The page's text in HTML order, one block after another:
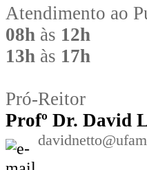
Atendimento ao
08h às 12h
13h às 17h
Pró-Reitor
Profº Dr. David